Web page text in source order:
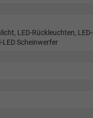
LED-Rückleuchten,
Scheinwerfer